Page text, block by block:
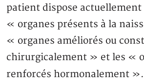
patient dispose
« organes présents à la
« organes améliorés ou
chirurgicalement » et les «
renforcés hormonalement